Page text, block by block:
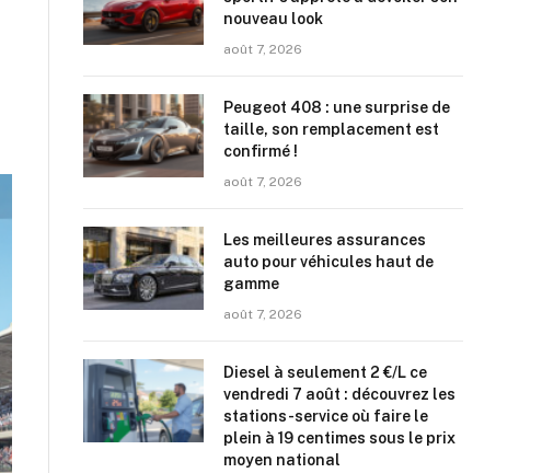
nouveau look
août 7, 2026
Peugeot 408 : une surprise de
taille, son remplacement est
confirmé !
août 7, 2026
Les meilleures assurances
auto pour véhicules haut de
gamme
août 7, 2026
Diesel à seulement 2 €/L ce
vendredi 7 août : découvrez les
stations-service où faire le
plein à 19 centimes sous le prix
moyen national